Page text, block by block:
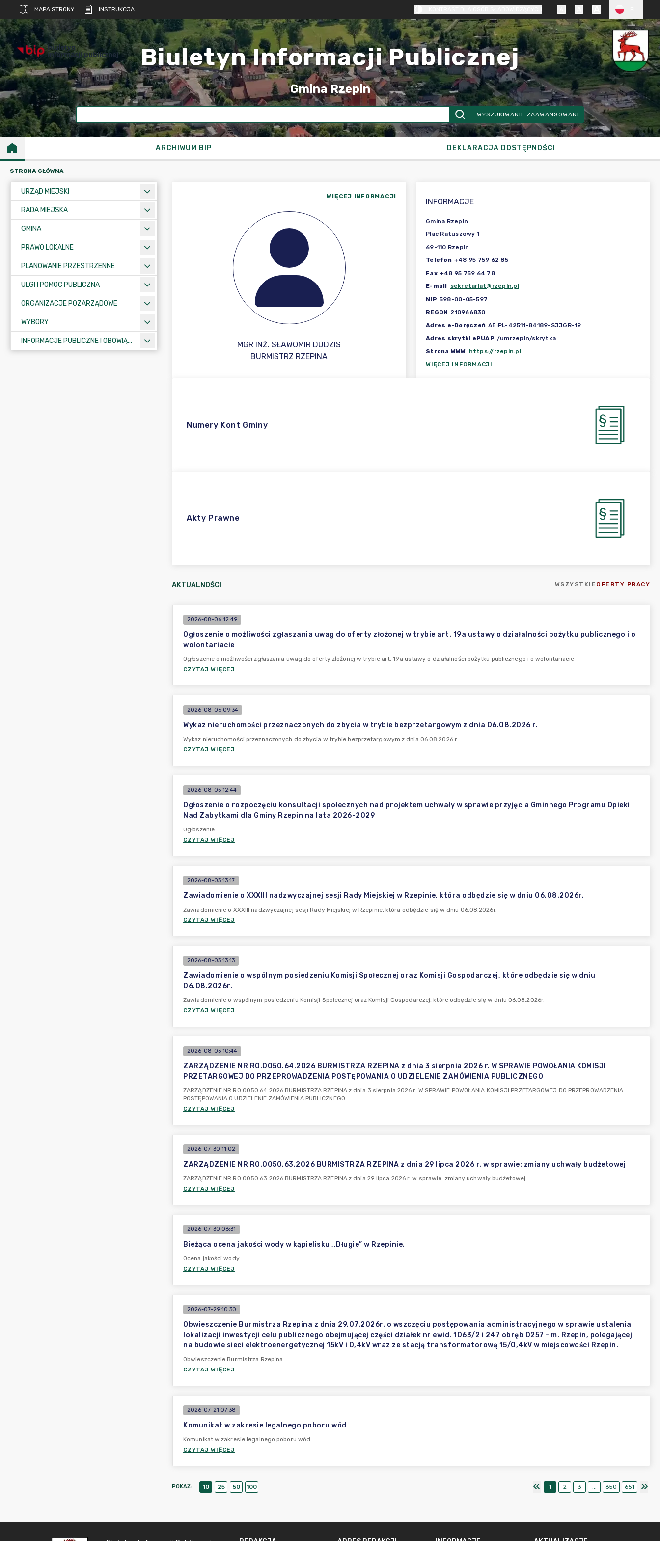
MAPA STRONY INSTRUKCJA
biuletyn
informacji publicznej Biuletyn Informacji Publicznej
Gmina Rzepin
WYSZUKIWANIE ZAAWANSOWANE
ARCHIWUM BIP DEKLARACJA DOSTĘPNOŚCI
STRONA GŁÓWNA
URZĄD MIEJSKI
RADA MIEJSKA
GMINA
PRAWO LOKALNE
PLANOWANIE PRZESTRZENNE
ULGI I POMOC PUBLICZNA
ORGANIZACJE POZARZĄDOWE
WYBORY
INFORMACJE PUBLICZNE I OBOWIĄZKOWE MGR INŻ. SŁAWOMIR DUDZIS
WIĘCEJ INFORMACJI
BURMISTRZ RZEPINA
INFORMACJE
Gmina Rzepin
Plac Ratuszowy 1
69-110 Rzepin
Telefon +48 95 759 62 85
Fax +48 95 759 64 78
E-mail
sekretariat@rzepin.pl
NIP 598-00-05-597
REGON 210966830
Adres e-Doręczeń AE:PL-42511-84189-SJJGR-19
Adres skrytki ePUAP /umrzepin/skrytka
Strona WWW https://rzepin.pl
WIĘCEJ INFORMACJI
Numery Kont Gminy
Akty Prawne
AKTUALNOŚCI WSZYSTKIE OFERTY PRACY
2026-08-06 12:49
Ogłoszenie o możliwości zgłaszania uwag do oferty złożonej w trybie art. 19a ustawy o działalności pożytku publicznego i o
wolontariacie
Ogłoszenie o możliwości zgłaszania uwag do oferty złożonej w trybie art. 19a ustawy o działalności pożytku publicznego i o wolontariacie
CZYTAJ WIĘCEJ
2026-08-06 09:34
Wykaz nieruchomości przeznaczonych do zbycia w trybie bezprzetargowym z dnia 06.08.2026 r.
Wykaz nieruchomości przeznaczonych do zbycia w trybie bezprzetargowym z dnia 06.08.2026 r.
CZYTAJ WIĘCEJ
2026-08-05 12:44
Ogłoszenie o rozpoczęciu konsultacji społecznych nad projektem uchwały w sprawie przyjęcia Gminnego Programu Opieki
Nad Zabytkami dla Gminy Rzepin na lata 2026-2029
Ogłoszenie
CZYTAJ WIĘCEJ
2026-08-03 13:17
Zawiadomienie o XXXIII nadzwyczajnej sesji Rady Miejskiej w Rzepinie, która odbędzie się w dniu 06.08.2026r.
Zawiadomienie o XXXIII nadzwyczajnej sesji Rady Miejskiej w Rzepinie, która odbędzie się w dniu 06.08.2026r.
CZYTAJ WIĘCEJ
2026-08-03 13:13
Zawiadomienie o wspólnym posiedzeniu Komisji Społecznej oraz Komisji Gospodarczej, które odbędzie się w dniu
06.08.2026r.
Zawiadomienie o wspólnym posiedzeniu Komisji Społecznej oraz Komisji Gospodarczej, które odbędzie się w dniu 06.08.2026r.
CZYTAJ WIĘCEJ
2026-08-03 10:44
ZARZĄDZENIE NR RO.0050.64.2026 BURMISTRZA RZEPINA z dnia 3 sierpnia 2026 r. W SPRAWIE POWOŁANIA KOMISJI
PRZETARGOWEJ DO PRZEPROWADZENIA POSTĘPOWANIA O UDZIELENIE ZAMÓWIENIA PUBLICZNEGO
ZARZĄDZENIE NR RO.0050.64.2026 BURMISTRZA RZEPINA z dnia 3 sierpnia 2026 r. W SPRAWIE POWOŁANIA KOMISJI PRZETARGOWEJ DO PRZEPROWADZENIA
POSTĘPOWANIA O UDZIELENIE ZAMÓWIENIA PUBLICZNEGO
CZYTAJ WIĘCEJ
2026-07-30 11:02
ZARZĄDZENIE NR RO.0050.63.2026 BURMISTRZA RZEPINA z dnia 29 lipca 2026 r. w sprawie: zmiany uchwały budżetowej
ZARZĄDZENIE NR RO.0050.63.2026 BURMISTRZA RZEPINA z dnia 29 lipca 2026 r. w sprawie: zmiany uchwały budżetowej
CZYTAJ WIĘCEJ
2026-07-30 06:31
Bieżąca ocena jakości wody w kąpielisku ,,Długie” w Rzepinie.
Ocena jakości wody.
CZYTAJ WIĘCEJ
2026-07-29 10:30
Obwieszczenie Burmistrza Rzepina z dnia 29.07.2026r. o wszczęciu postępowania administracyjnego w sprawie ustalenia
lokalizacji inwestycji celu publicznego obejmującej części działek nr ewid. 1063/2 i 247 obręb 0257 - m. Rzepin, polegającej
na budowie sieci elektroenergetycznej 15kV i 0,4kV wraz ze stacją transformatorową 15/0,4kV w miejscowości Rzepin.
Obwieszczenie Burmistrza Rzepina
CZYTAJ WIĘCEJ
2026-07-21 07:38
Komunikat w zakresie legalnego poboru wód
Komunikat w zakresie legalnego poboru wód
CZYTAJ WIĘCEJ
POKAŻ: 10 25 50 100 1 2 3 ... 650 651